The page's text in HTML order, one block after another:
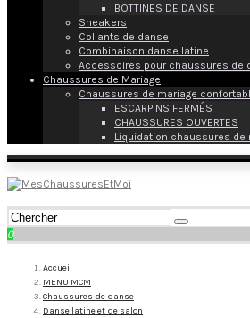
BOTTINES DE DANSE
Sneakers
Collants de danse
Combinaison danse latine
Accessoires pour chaussures de
Chaussures de Mariage
Chaussures de mariage
ESCARPINS FERMÉS
CHAUSSURES OUVERTES
Liquidation chaussures de
0
Accueil
MENU MCM
Chaussures de danse
Danse latine et de salon